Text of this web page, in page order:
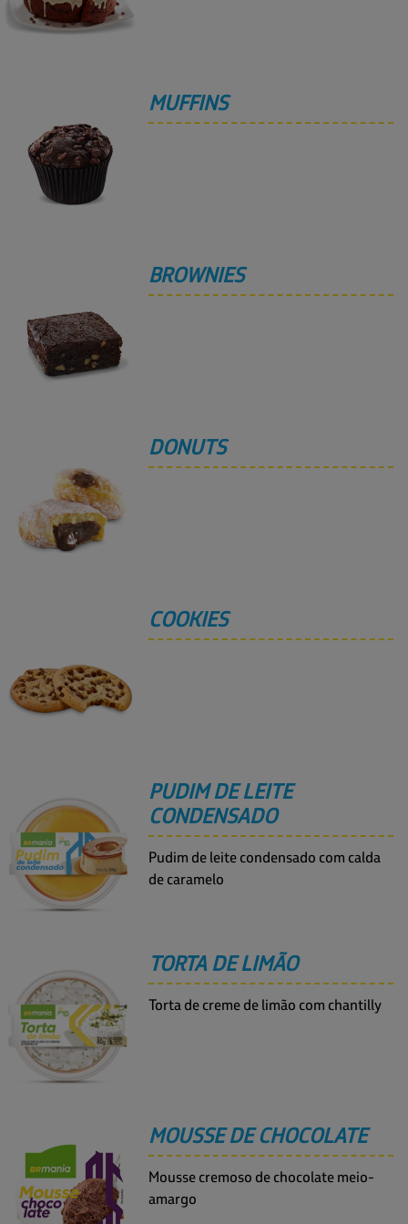
MUFFINS
BROWNIES
DONUTS
COOKIES
PUDIM DE LEITE
CONDENSADO
Pudim de leite condensado com calda
de caramelo
TORTA DE LIMÃO
Torta de creme de limão com chantilly
MOUSSE DE CHOCOLATE
Mousse cremoso de chocolate meio-
amargo